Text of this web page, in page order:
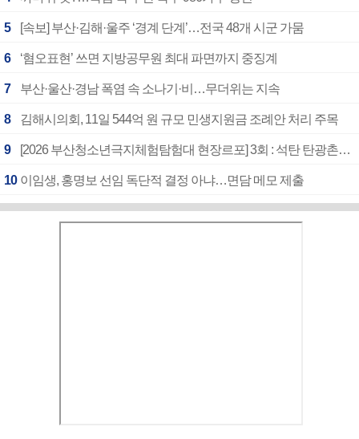
5 [속보] 부산·김해·울주 ‘경계 단계’…전국 48개 시군 가뭄
6 ‘혐오표현’ 쓰면 지방공무원 최대 파면까지 중징계
7 부산·울산·경남 폭염 속 소나기·비…무더위는 지속
8 김해시의회, 11일 544억 원 규모 민생지원금 조례안 처리 주목
9 [2026 부산청소년극지체험탐험대 현장르포] 3회 : 석탄 탄광촌에서 북극 연구의 중심지로
10 이임생, 홍명보 선임 독단적 결정 아냐…면담 메모 제출